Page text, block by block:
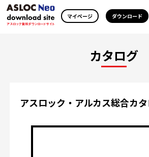
マイページ ダウンロード
カタログ
アスロック・アルカス総合カ